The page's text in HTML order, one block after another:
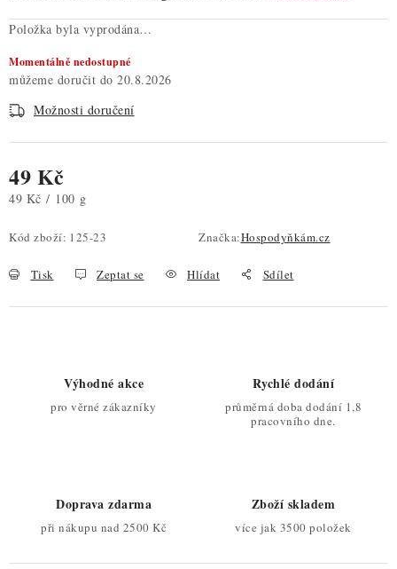
Položka byla vyprodána…
Momentálně nedostupné
20.8.2026
Možnosti doručení
49 Kč
Měrná cena:
49 Kč / 100 g
Kód zboží: 125-23 Značka:Hospodyňkám.cz
Tisk Zeptat se Hlídat Sdílet
Výhodné akce
pro věrné zákazníky
Rychlé dodání
průměrná doba dodání 1,8
pracovního dne.
Doprava zdarma
při nákupu nad 2500 Kč
Zboží skladem
více jak 3500 položek